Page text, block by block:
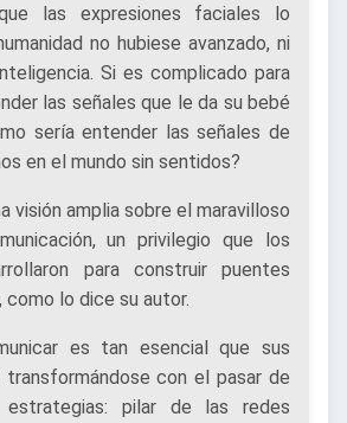
las expresiones faciales lo
no hubiese avanzado, ni
Si es complicado para
las señales que le da su bebé
sería entender las señales de
en el mundo sin sentidos?
visión amplia sobre el maravilloso
un privilegio que los
para construir puentes
lo dice su autor.
es tan esencial que sus
transformándose con el pasar de
pilar de las redes